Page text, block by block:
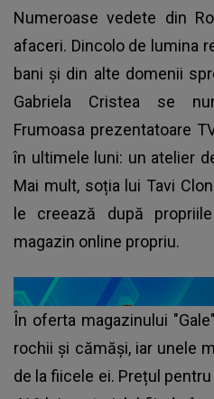
Numeroase vedete din
afaceri. Dincolo de lumina
bani și din alte domenii
Gabriela Cristea se
Frumoasa prezentatoare
în ultimele luni: un atelier
Mai mult, soția lui Tavi
le creează după
magazin online propriu.
În oferta magazinului
rochii și cămăși, iar unele
de la fiicele ei. Prețul